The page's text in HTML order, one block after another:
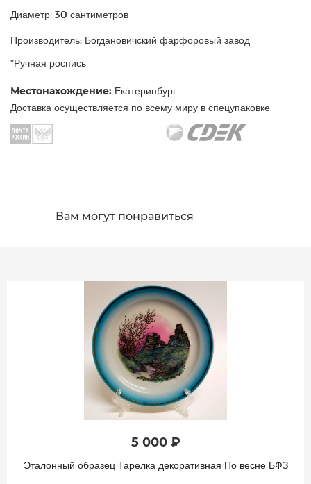
Диаметр: 30 сантиметров
Производитель: Богдановичский фарфоровый завод
*Ручная роспись
Местонахождение: Екатеринбург
Доставка осуществляется по всему миру в спецупаковке
Вам могут понравиться
5 000 ₽
Эталонный образец Тарелка декоративная По весне БФЗ